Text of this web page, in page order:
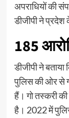
अपराधियों की
डीजीपी ने प्रदेश
185
डीजीपी ने
पुलिस की ओर से
हैं। गो तस्करी की
है। 2022 में